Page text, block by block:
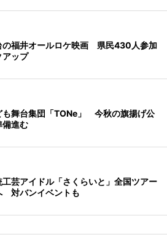
の福井オールロケ映画 県民430人参加
アップ
も舞台集団「TONe」 今秋の旗揚げ公
備進む
芸アイドル「さくらいと」全国ツアー
対バンイベントも